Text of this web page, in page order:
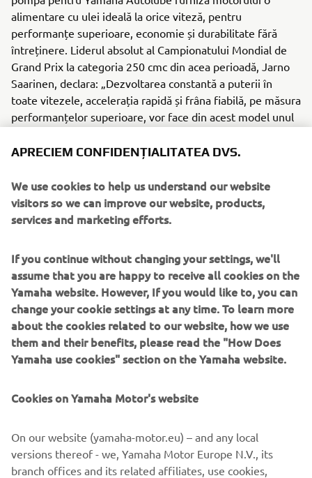
alimentare cu ulei ideală la orice viteză, pentru
performanțe superioare, economie și durabilitate fără
întreținere. Liderul absolut al Campionatului Mondial de
Grand Prix la categoria 250 cmc din acea perioadă, Jarno
Saarinen, declara: „Dezvoltarea constantă a puterii în
toate vitezele, accelerația rapidă și frâna fiabilă, pe măsura
performanțelor superioare, vor face din acest model unul
greutate medie de pe piață”.
Motor/Cadru
Motorul în doi timpi cu cuplu de inducție, cu 7 orificii de
admisie, alezaj și cursă de 64 x 54 mm, construit pe
reputația modelului RD350. Cadrul a fost realizat dintr-un
mare.
1973 YZ250
Informațiile și/sau imaginile de pe aceste pagini web nu
pot fi utilizate în scopuri comerciale sau necomerciale fără
acordul explicit în scris al Yamaha Motor Europe N.V. și/sau
APRECIEM CONFIDENȚIALITATEA DVS.
We use cookies to help us understand our website
visitors so we can improve our website, products,
services and marketing efforts.
If you continue without changing your settings, we'll
assume that you are happy to receive all cookies on the
Yamaha website. However, If you would like to, you can
change your cookie settings at any time. To learn more
about the cookies related to our website, how we use
them and their benefits, please read the "How Does
Yamaha use cookies" section on the Yamaha website.
Cookies on Yamaha Motor's website
On our website (yamaha-motor.eu) – and any local
versions thereof - we, Yamaha Motor Europe N.V., its
branch offices and its related affiliates, use cookies,